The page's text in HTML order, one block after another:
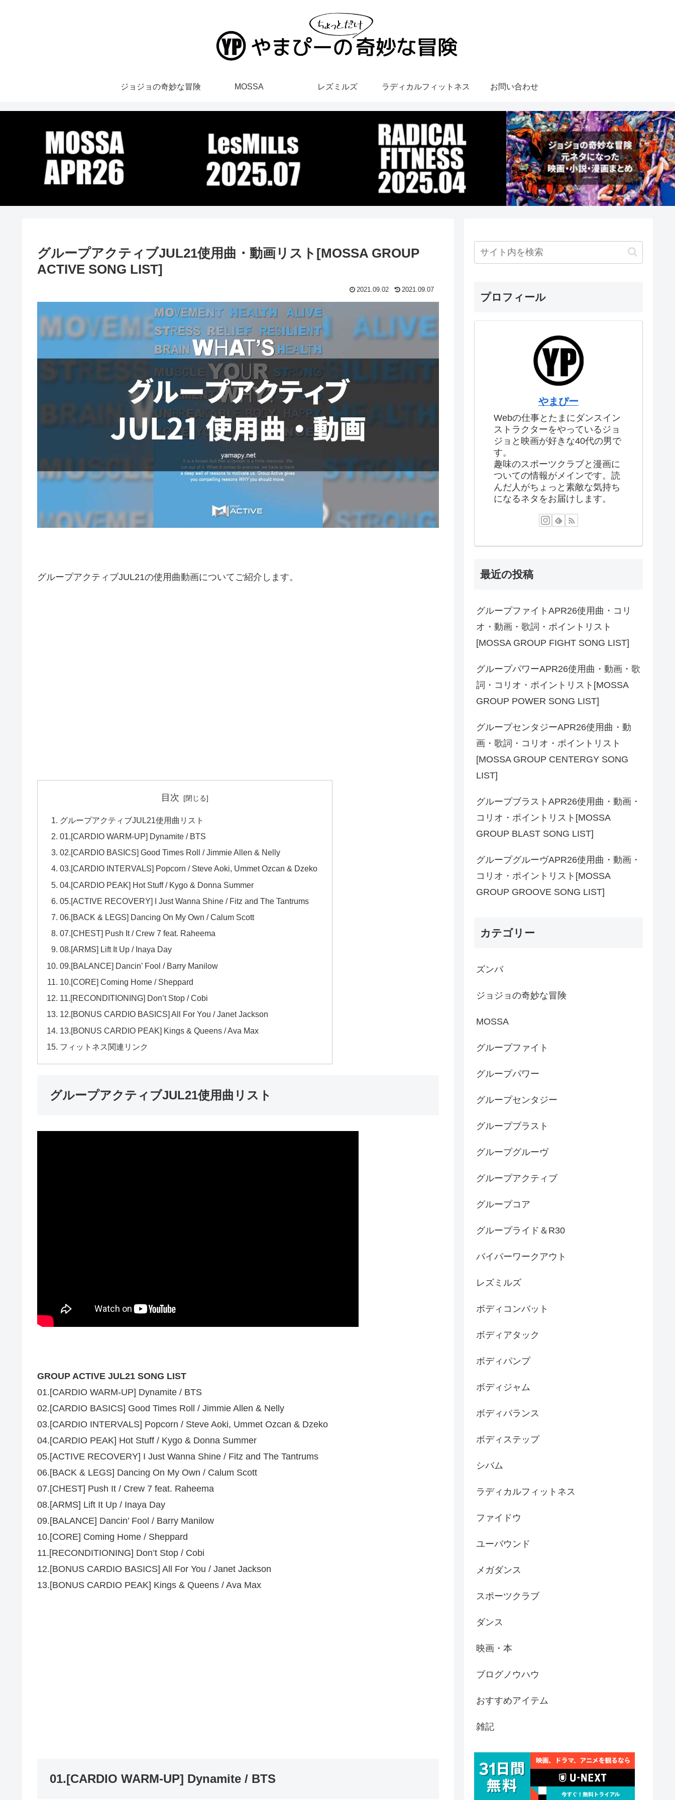
ジョジョの奇妙な冒険 MOSSA レズミルズ ラディカルフィットネス お問い合わせ
グループアクティブJUL21使用曲・動画リスト[MOSSA GROUP
ACTIVE SONG LIST]
2021.09.02 2021.09.07
グループアクティブJUL21の使用曲動画についてご紹介します。
目次
グループアクティブJUL21使用曲リスト
01.[CARDIO WARM-UP] Dynamite / BTS
02.[CARDIO BASICS] Good Times Roll / Jimmie Allen & Nelly
03.[CARDIO INTERVALS] Popcorn / Steve Aoki, Ummet Ozcan & Dzeko
04.[CARDIO PEAK] Hot Stuff / Kygo & Donna Summer
05.[ACTIVE RECOVERY] I Just Wanna Shine / Fitz and The Tantrums
06.[BACK & LEGS] Dancing On My Own / Calum Scott
07.[CHEST] Push It / Crew 7 feat. Raheema
08.[ARMS] Lift It Up / Inaya Day
09.[BALANCE] Dancin’ Fool / Barry Manilow
10.[CORE] Coming Home / Sheppard
11.[RECONDITIONING] Don’t Stop / Cobi
12.[BONUS CARDIO BASICS] All For You / Janet Jackson
13.[BONUS CARDIO PEAK] Kings & Queens / Ava Max
フィットネス関連リンク
グループアクティブJUL21使用曲リスト
GROUP ACTIVE JUL21 SONG LIST
01.[CARDIO WARM-UP] Dynamite / BTS
02.[CARDIO BASICS] Good Times Roll / Jimmie Allen & Nelly
03.[CARDIO INTERVALS] Popcorn / Steve Aoki, Ummet Ozcan & Dzeko
04.[CARDIO PEAK] Hot Stuff / Kygo & Donna Summer
05.[ACTIVE RECOVERY] I Just Wanna Shine / Fitz and The Tantrums
06.[BACK & LEGS] Dancing On My Own / Calum Scott
07.[CHEST] Push It / Crew 7 feat. Raheema
08.[ARMS] Lift It Up / Inaya Day
09.[BALANCE] Dancin’ Fool / Barry Manilow
10.[CORE] Coming Home / Sheppard
11.[RECONDITIONING] Don’t Stop / Cobi
12.[BONUS CARDIO BASICS] All For You / Janet Jackson
13.[BONUS CARDIO PEAK] Kings & Queens / Ava Max
01.[CARDIO WARM-UP] Dynamite / BTS
プロフィール
やまぴー
Webの仕事とたまにダンスイン
ストラクターをやっているジョ
ジョと映画が好きな40代の男で
す。
趣味のスポーツクラブと漫画に
ついての情報がメインです。読
んだ人がちょっと素敵な気持ち
になるネタをお届けします。
最近の投稿
グループファイトAPR26使用曲・コリ
オ・動画・歌詞・ポイントリスト
[MOSSA GROUP FIGHT SONG LIST]
グループパワーAPR26使用曲・動画・歌
詞・コリオ・ポイントリスト[MOSSA
GROUP POWER SONG LIST]
グループセンタジーAPR26使用曲・動
画・歌詞・コリオ・ポイントリスト
[MOSSA GROUP CENTERGY SONG
LIST]
グループブラストAPR26使用曲・動画・
コリオ・ポイントリスト[MOSSA
GROUP BLAST SONG LIST]
グループグルーヴAPR26使用曲・動画・
コリオ・ポイントリスト[MOSSA
GROUP GROOVE SONG LIST]
カテゴリー
ズンバ
ジョジョの奇妙な冒険
MOSSA
グループファイト
グループパワー
グループセンタジー
グループブラスト
グループグルーヴ
グループアクティブ
グループコア
グループライド＆R30
バイパーワークアウト
レズミルズ
ボディコンバット
ボディアタック
ボディパンプ
ボディジャム
ボディバランス
ボディステップ
シバム
ラディカルフィットネス
ファイドウ
ユーバウンド
メガダンス
スポーツクラブ
ダンス
映画・本
ブログノウハウ
おすすめアイテム
雑記